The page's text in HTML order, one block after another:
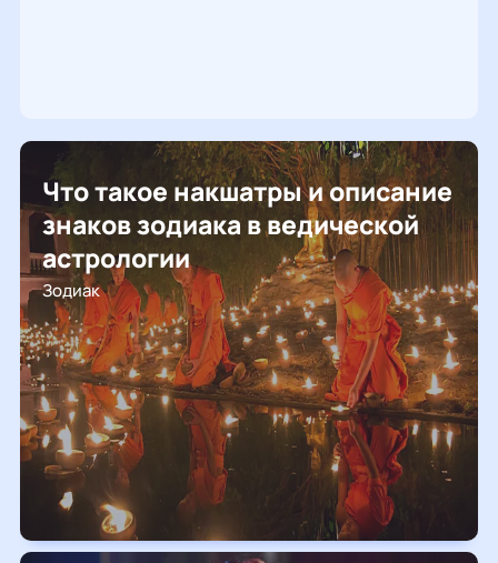
Что такое накшатры и описание
знаков зодиака в ведической
астрологии
Зодиак